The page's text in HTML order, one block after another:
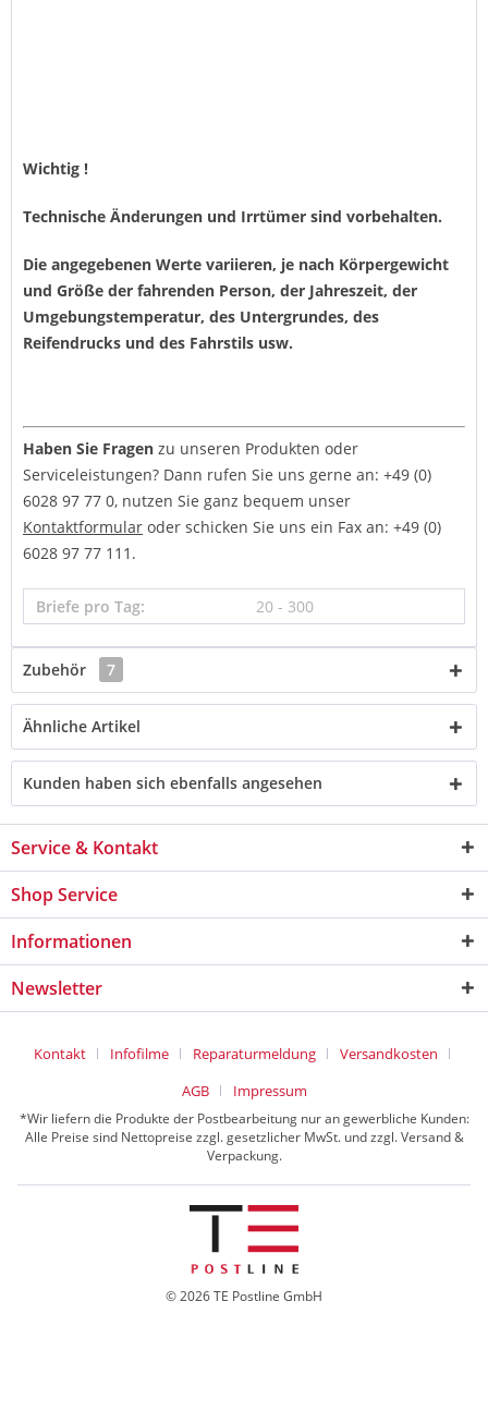
Wichtig !
Technische Änderungen und Irrtümer sind vorbehalten.
Die angegebenen Werte variieren, je nach Körpergewicht
und Größe der fahrenden Person, der Jahreszeit, der
Umgebungstemperatur, des Untergrundes, des
Reifendrucks und des Fahrstils usw.
Haben Sie Fragen zu unseren Produkten oder
Serviceleistungen? Dann rufen Sie uns gerne an: +49 (0)
6028 97 77 0, nutzen Sie ganz bequem unser
Kontaktformular oder schicken Sie uns ein Fax an: +49 (0)
6028 97 77 111.
Briefe pro Tag: 20 - 300
Zubehör 7
Ähnliche Artikel
Kunden haben sich ebenfalls angesehen
Service & Kontakt
Shop Service
Informationen
Newsletter
Kontakt Infofilme Reparaturmeldung
Versandkosten
AGB
Impressum
*Wir liefern die Produkte der Postbearbeitung nur an gewerbliche Kunden:
Alle Preise sind Nettopreise zzgl. gesetzlicher MwSt. und zzgl. Versand &
Verpackung.
© 2026 TE Postline GmbH